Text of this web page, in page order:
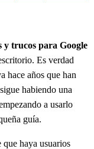
y trucos para Google
Es verdad
hace años que han
habiendo una
a usarlo
guía.
que haya usuarios